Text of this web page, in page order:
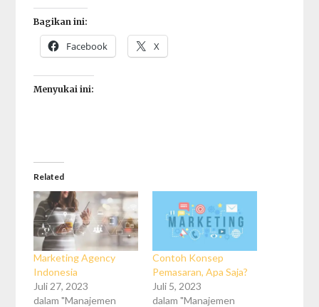
Bagikan ini:
Facebook X
Menyukai ini:
Related
Marketing Agency
Indonesia
Juli 27, 2023
dalam "Manajemen
Contoh Konsep
Pemasaran, Apa Saja?
Juli 5, 2023
dalam "Manajemen